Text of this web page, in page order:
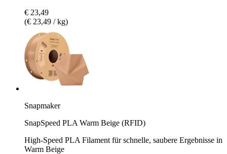
€ 23,49
(€ 23,49 / kg)
Snapmaker
SnapSpeed PLA Warm Beige (RFID)
High-Speed PLA Filament für schnelle, saubere Ergebnisse in
Warm Beige